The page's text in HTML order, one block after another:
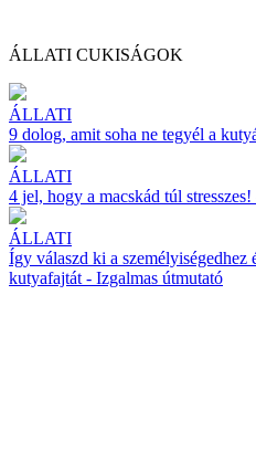
ÁLLATI CUKISÁGOK
ÁLLATI
9 dolog, amit soha ne tegyél a
ÁLLATI
4 jel, hogy a macskád túl
ÁLLATI
Így válaszd ki a
kutyafajtát - Izgalmas útmutató